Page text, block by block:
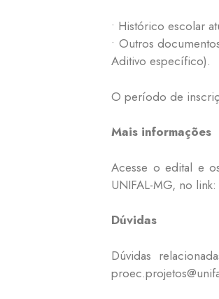
• Histórico escolar
• Outros
Aditivo específico).
O período de
Mais informações
Acesse o edital e
UNIFAL-MG, no link:
Dúvidas
Dúvidas